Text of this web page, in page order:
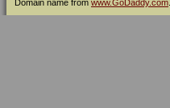
Domain name from www.GoDaddy.com